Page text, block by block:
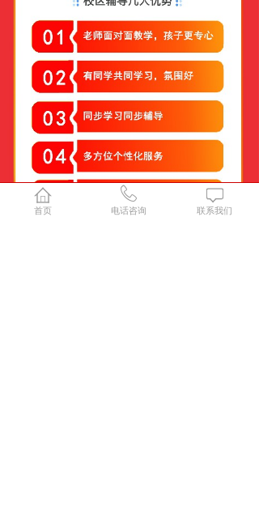
首页 电话咨询 联系我们